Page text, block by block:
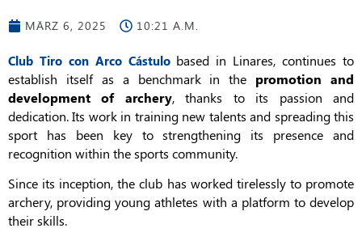
MÄRZ 6, 2025 10:21 A.M.
Club Tiro con Arco Cástulobased in Linares, continues to
establish itself as a benchmark in the promotion and
development of archery, thanks to its passion and
dedication. Its work in training new talents and spreading this
sport has been key to strengthening its presence and
recognition within the sports community.
Since its inception, the club has worked tirelessly to promote
archery, providing young athletes with a platform to develop
their skills.